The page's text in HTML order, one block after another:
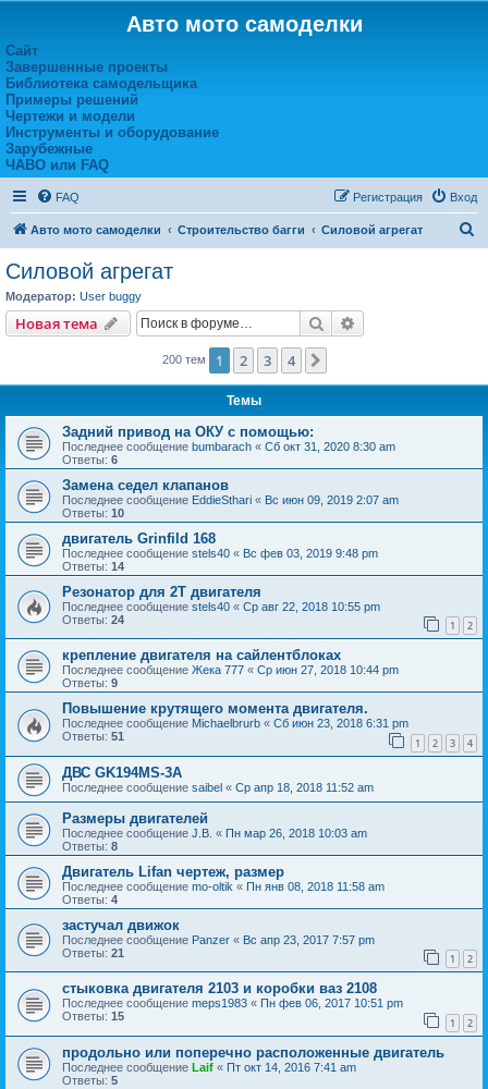
Авто мото самоделки
Сайт
Завершенные проекты
Библиотека самодельщика
Примеры решений
Чертежи и модели
Инструменты и оборудование
Зарубежные
ЧАВО или FAQ
FAQ Вход
Регистрация
Авто мото самоделки Строительство багги Силовой агрегат
Силовой агрегат
Модератор: User buggy
Новая тема Поиск
200 тем 1 2 3 4
Темы
Задний привод на ОКУ с помощью:
Последнее сообщение bumbarach « Сб окт 31, 2020 8:30 am
Ответы: 6
Замена седел клапанов
Последнее сообщение EddieSthari « Вс июн 09, 2019 2:07 am
Ответы: 10
двигатель Grinfild 168
Последнее сообщение stels40 « Вс фев 03, 2019 9:48 pm
Ответы: 14
Резонатор для 2Т двигателя
Последнее сообщение stels40 « Ср авг 22, 2018 10:55 pm
Ответы: 24 1 2
крепление двигателя на сайлентблоках
Последнее сообщение Жека 777 « Ср июн 27, 2018 10:44 pm
Ответы: 9
Повышение крутящего момента двигателя.
Последнее сообщение Michaelbrurb « Сб июн 23, 2018 6:31 pm
Ответы: 51 1 2 3 4
ДВС GK194MS-3A
Последнее сообщение saibel « Ср апр 18, 2018 11:52 am
Размеры двигателей
Последнее сообщение J.B. « Пн мар 26, 2018 10:03 am
Ответы: 8
Двигатель Lifan чертеж, размер
Последнее сообщение mo-oltik « Пн янв 08, 2018 11:58 am
Ответы: 4
застучал движок
Последнее сообщение Panzer « Вс апр 23, 2017 7:57 pm
Ответы: 21 1 2
стыковка двигателя 2103 и коробки ваз 2108
Последнее сообщение meps1983 « Пн фев 06, 2017 10:51 pm
Ответы: 15 1 2
продольно или поперечно расположенные двигатель
Последнее сообщение Laif « Пт окт 14, 2016 7:41 am
Ответы: 5